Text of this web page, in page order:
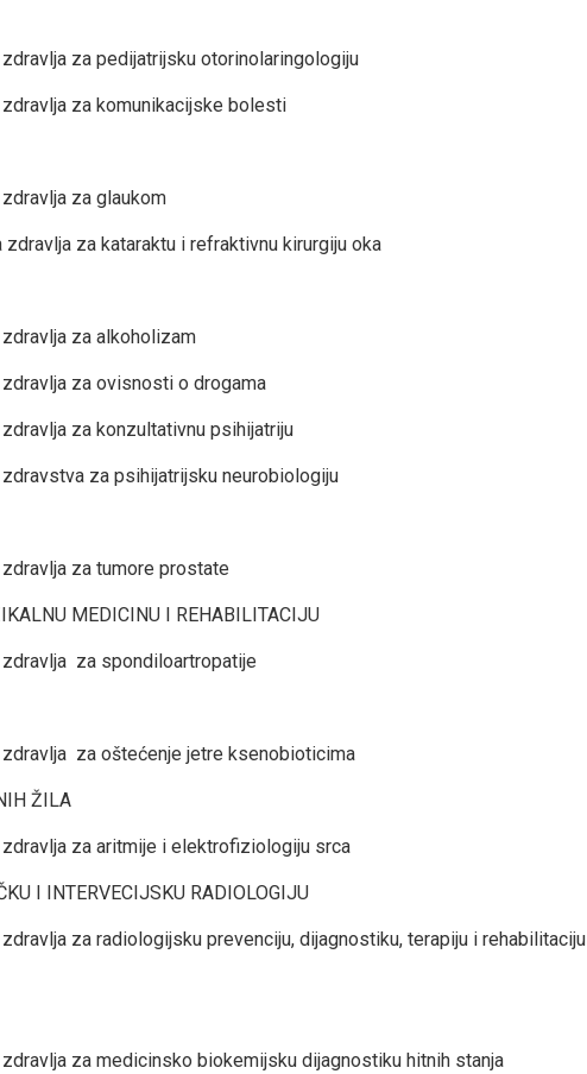
za pedijatrijsku otorinolaringologiju
za komunikacijske bolesti
za glaukom
za kataraktu i refraktivnu kirurgiju oka
za alkoholizam
za ovisnosti o drogama
za konzultativnu psihijatriju
za psihijatrijsku neurobiologiju
za tumore prostate
MEDICINU I REHABILITACIJU
za spondiloartropatije
za oštećenje jetre ksenobioticima
ŽILA
za aritmije i elektrofiziologiju srca
I INTERVECIJSKU RADIOLOGIJU
za radiologijsku prevenciju, dijagnostiku, terapiju i rehabilitaciju
za medicinsko biokemijsku dijagnostiku hitnih stanja